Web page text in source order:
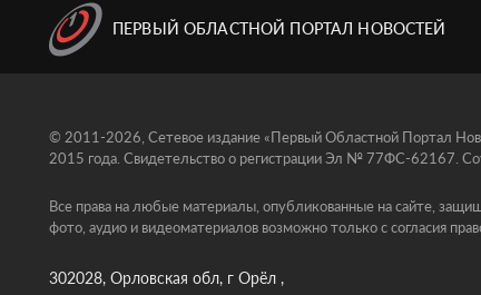
ПЕРВЫЙ ОБЛАСТНОЙ ПОРТАЛ НОВОСТЕЙ
© 2011-2026, Сетевое издание «Первый Областной Портал
2015 года. Свидетельство о регистрации Эл № 77ФС-62167.
Все права на любые материалы, опубликованные на сайте,
фото, аудио и видеоматериалов возможно только с согласия
302028, Орловская обл, г Орёл ,